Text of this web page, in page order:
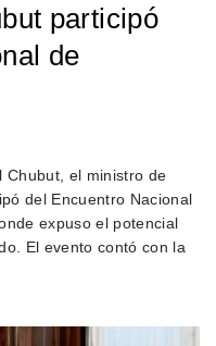
participó
de
Chubut, el ministro de
del Encuentro Nacional
expuso el potencial
El evento contó con la